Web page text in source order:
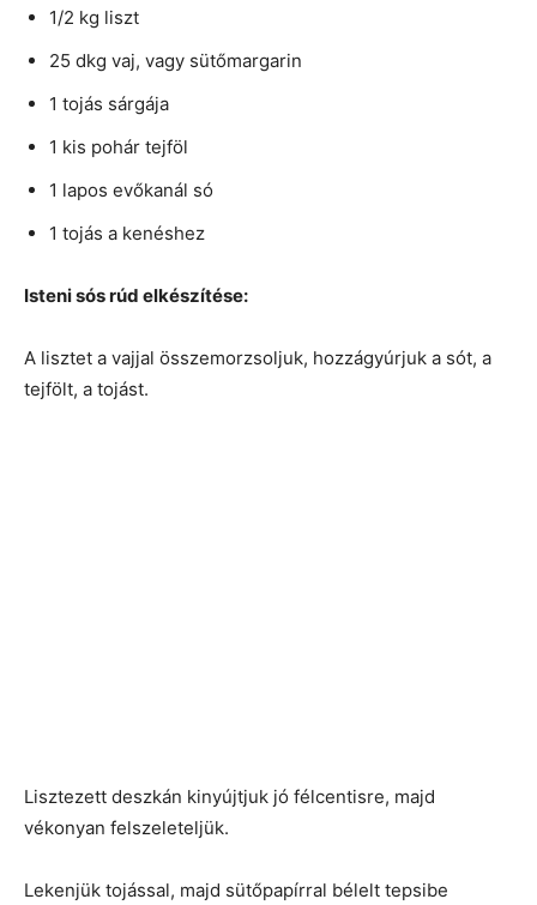
1/2 kg liszt
25 dkg vaj, vagy sütőmargarin
1 tojás sárgája
1 kis pohár tejföl
1 lapos evőkanál só
1 tojás a kenéshez
Isteni sós rúd elkészítése:
A lisztet a vajjal összemorzsoljuk, hozzágyúrjuk a sót, a
tejfölt, a tojást.
Lisztezett deszkán kinyújtjuk jó félcentisre, majd
vékonyan felszeleteljük.
Lekenjük tojással, majd sütőpapírral bélelt tepsibe